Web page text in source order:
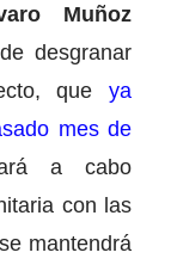
Muñoz
desgranar
que ya
mes de
a cabo
con las
mantendrá